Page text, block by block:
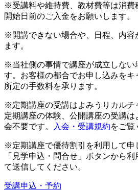
※受講料や維持費、教材費等は消費
開始日前のご入金をお願いします。
※開講できない場合や、日程、内容
ます。
※当社側の事情で講座が成立しない
す。お客様の都合でお申し込みをキ
所定の手数料を承ります。
※定期講座の受講はよみうりカルチ
定期講座の体験、公開講座の受講は
会不要です。
入会・受講規約をご覧
※定期講座で優待割引を利用して申
「見学申込・問合せ」ボタンから
て送信してください。
受講申込・予約